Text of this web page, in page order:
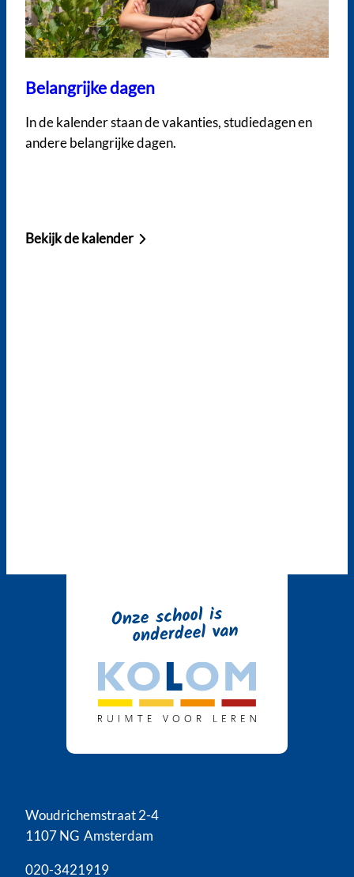
Belangrijke dagen
In de kalender staan de vakanties, studiedagen en
andere belangrijke dagen.
Bekijk de kalender
Woudrichemstraat 2-4
1107 NG Amsterdam
020-3421919